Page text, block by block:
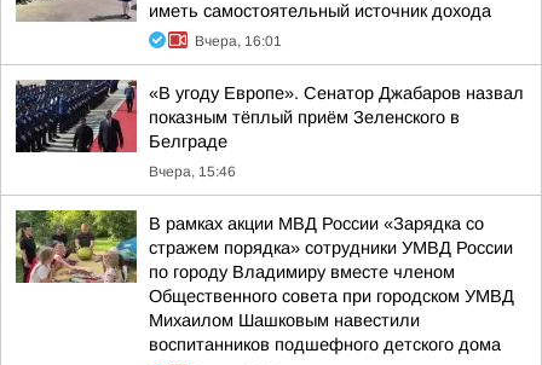
иметь самостоятельный источник дохода
Вчера, 16:01
«В угоду Европе». Сенатор Джабаров назвал
показным тёплый приём Зеленского в
Белграде
Вчера, 15:46
В рамках акции МВД России «Зарядка со
стражем порядка» сотрудники УМВД России
по городу Владимиру вместе членом
Общественного совета при городском УМВД
Михаилом Шашковым навестили
воспитанников подшефного детского дома